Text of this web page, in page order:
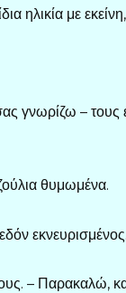
ηλικία με
γνωρίζω –
θυμωμένα.
εκνευρισμένος.
– Παρακαλώ,